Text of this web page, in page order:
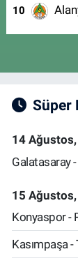
10
Süper
14
Galatasaray
15
Konyaspor -
Kasımpaşa